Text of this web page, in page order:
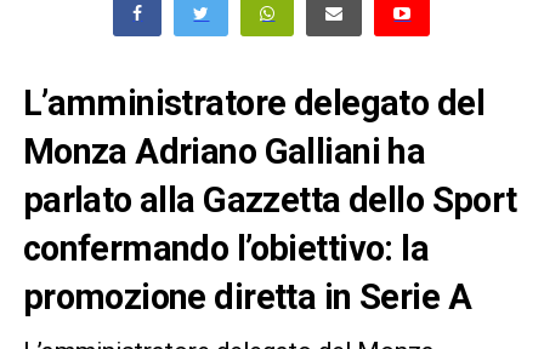
L’amministratore delegato del
Monza Adriano Galliani ha
parlato alla Gazzetta dello Sport
confermando l’obiettivo: la
promozione diretta in Serie A